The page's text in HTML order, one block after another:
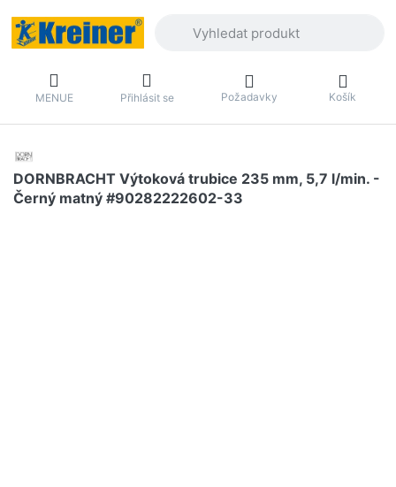
MENUE Přihlásit se Požadavky Košík
DORNBRACHT Výtoková trubice 235 mm, 5,7 l/min. -
Černý matný #90282222602-33